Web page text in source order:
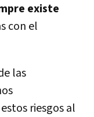
existe
con el
las
riesgos al